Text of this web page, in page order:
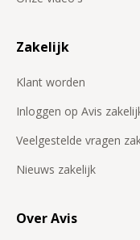
voertuigen te
Avis Prestige.
Je kunt voor het
huren van
Zakelijk
Klant worden
Inloggen op Avis
Veelgestelde vragen
Nieuws zakelijk
Over Avis